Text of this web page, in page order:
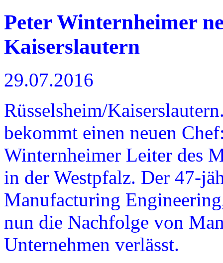
Peter Winternheimer
Kaiserslautern
29.07.2016
Rüsselsheim/
bekommt einen neuen
Winternheimer Leiter des
in der Westpfalz. Der 47-
Manufacturing
nun die Nachfolge von
Unternehmen verlässt.